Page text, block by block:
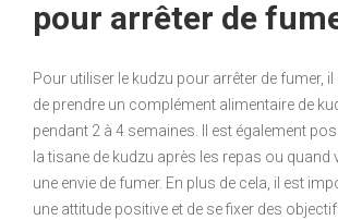
pour arrêter de
Pour utiliser le kudzu pour arrêter de fumer,
de prendre un complément alimentaire de
pendant 2 à 4 semaines. Il est également
la tisane de kudzu après les repas ou quand
une envie de fumer. En plus de cela, il est
une attitude positive et de se fixer des